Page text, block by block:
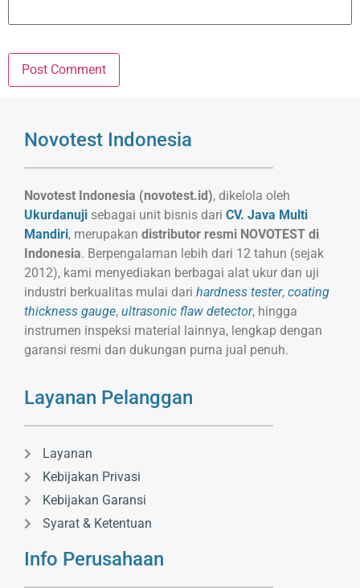
Novotest Indonesia
Novotest Indonesia (novotest.id), dikelola oleh
Ukurdanuji sebagai unit bisnis dari CV. Java Multi
Mandiri, merupakan distributor resmi NOVOTEST di
Indonesia. Berpengalaman lebih dari 12 tahun (sejak
2012), kami menyediakan berbagai alat ukur dan uji
industri berkualitas mulai dari hardness tester, coating
thickness gauge, ultrasonic flaw detector, hingga
instrumen inspeksi material lainnya, lengkap dengan
garansi resmi dan dukungan purna jual penuh.
Layanan Pelanggan
Layanan
Kebijakan Privasi
Kebijakan Garansi
Syarat & Ketentuan
Info Perusahaan